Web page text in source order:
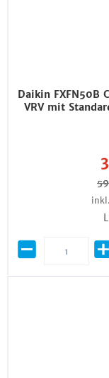
Daikin FXFN50B
VRV mit